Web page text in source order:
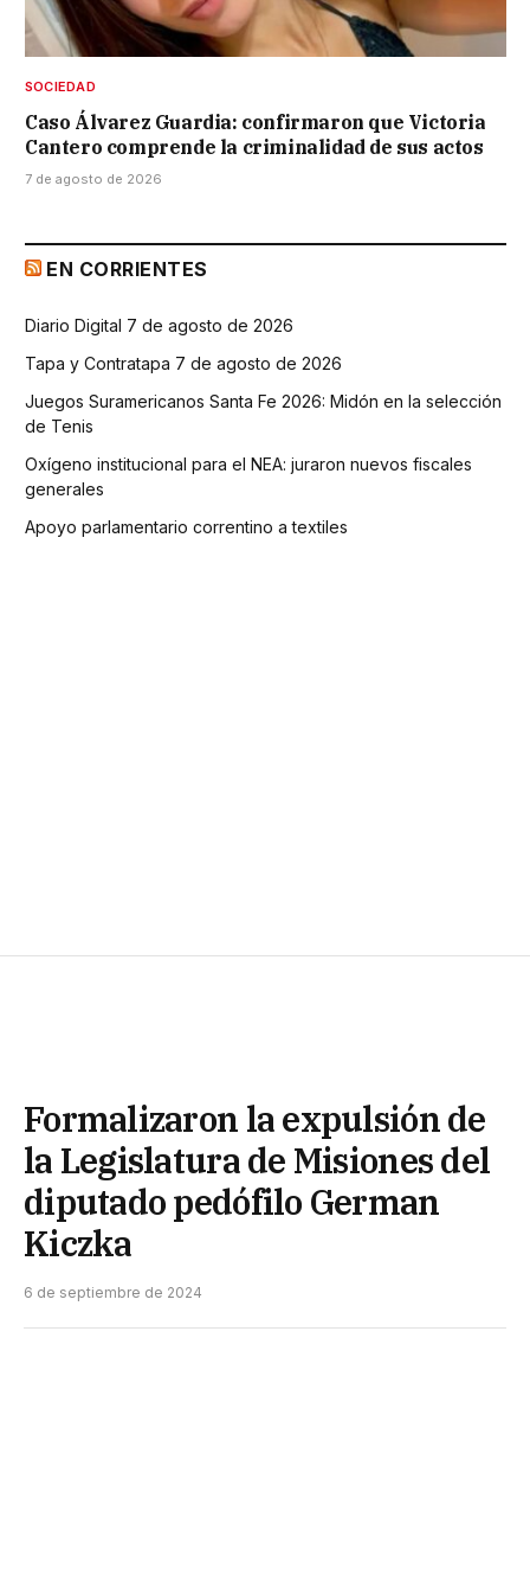
SOCIEDAD
Caso Álvarez Guardia: confirmaron que Victoria
Cantero comprende la criminalidad de sus actos
7 de agosto de 2026
EN CORRIENTES
Diario Digital 7 de agosto de 2026
Tapa y Contratapa 7 de agosto de 2026
Juegos Suramericanos Santa Fe 2026: Midón en la selección
de Tenis
Oxígeno institucional para el NEA: juraron nuevos fiscales
generales
Apoyo parlamentario correntino a textiles
Formalizaron la expulsión de
la Legislatura de Misiones del
diputado pedófilo German
Kiczka
6 de septiembre de 2024